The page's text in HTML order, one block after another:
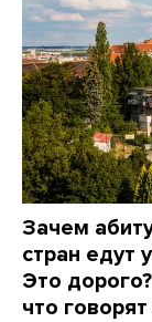
Зачем
стран едут
Это
что